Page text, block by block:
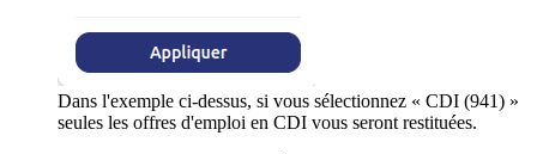
Dans l'exemple ci-dessus, si vous sélectionnez « CDI (941) »
seules les offres d'emploi en CDI vous seront restituées.